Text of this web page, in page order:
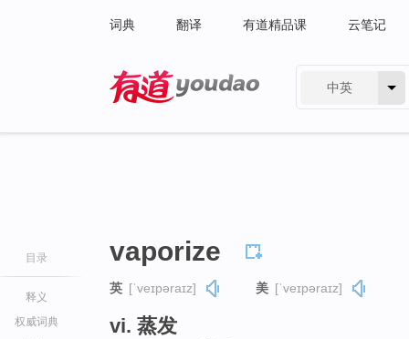
词典 翻译 有道精品课 云笔记
中英
目录
释义
权威词典
vaporize
英 [ˈveɪpəraɪz] 美 [ˈveɪpəraɪz]
vi. 蒸发